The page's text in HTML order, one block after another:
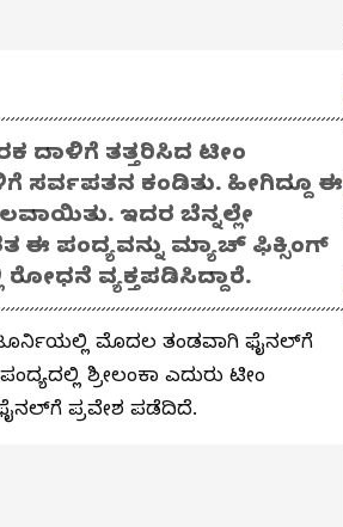
ದಾಳಿಗೆ ತತ್ತರಿಸಿದ ಟೀಂ
ಸರ್ವಪತನ ಕಂಡಿತು. ಹೀಗಿದ್ದೂ ಈ
ಇದರ ಬೆನ್ನಲ್ಲೇ
ಈ ಪಂದ್ಯವನ್ನು ಮ್ಯಾಚ್ ಫಿಕ್ಸಿಂಗ್
ವ್ಯಕ್ತಪಡಿಸಿದ್ದಾರೆ.
ಟೂರ್ನಿಯಲ್ಲಿ ಮೊದಲ ತಂಡವಾಗಿ ಫೈನಲ್‌ಗೆ
ಶ್ರೀಲಂಕಾ ಎದುರು ಟೀಂ
ಪ್ರವೇಶ ಪಡೆದಿದೆ.